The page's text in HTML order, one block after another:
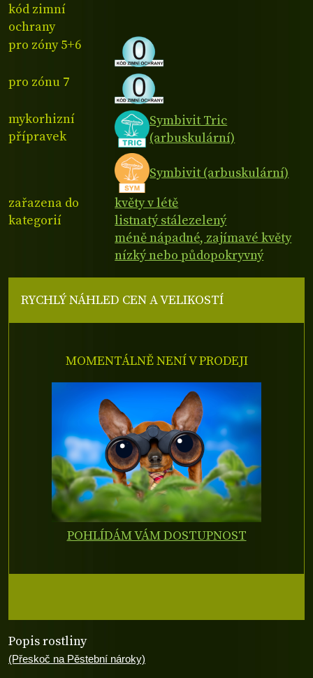
kód zimní
ochrany
pro zóny 5+6
pro zónu 7
mykorhizní
přípravek
Symbivit Tric
(arbuskulární)
Symbivit (arbuskulární)
zařazena do
kategorií
květy v létě
listnatý stálezelený
méně nápadné, zajímavé květy
nízký nebo půdopokryvný
Popis rostliny
(Přeskoč na Pěstební nároky)
RYCHLÝ NÁHLED CEN A VELIKOSTÍ
MOMENTÁLNĚ NENÍ V PRODEJI
POHLÍDÁM VÁM DOSTUPNOST